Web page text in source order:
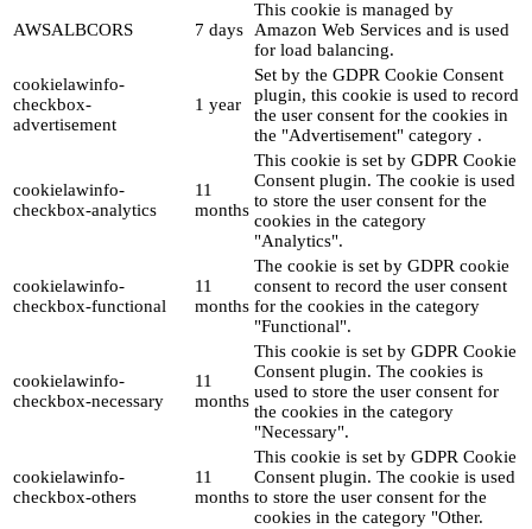
AWSALBCORS 7 days
This cookie is managed by
Amazon Web Services and is used
for load balancing.
cookielawinfo-
checkbox-
advertisement
1 year
Set by the GDPR Cookie Consent
plugin, this cookie is used to record
the user consent for the cookies in
the "Advertisement" category .
cookielawinfo-
checkbox-analytics
11
months
This cookie is set by GDPR Cookie
Consent plugin. The cookie is used
to store the user consent for the
cookies in the category
"Analytics".
cookielawinfo-
checkbox-functional
11
months
The cookie is set by GDPR cookie
consent to record the user consent
for the cookies in the category
"Functional".
cookielawinfo-
checkbox-necessary
11
months
This cookie is set by GDPR Cookie
Consent plugin. The cookies is
used to store the user consent for
the cookies in the category
"Necessary".
cookielawinfo-
checkbox-others
11
months
This cookie is set by GDPR Cookie
Consent plugin. The cookie is used
to store the user consent for the
cookies in the category "Other.